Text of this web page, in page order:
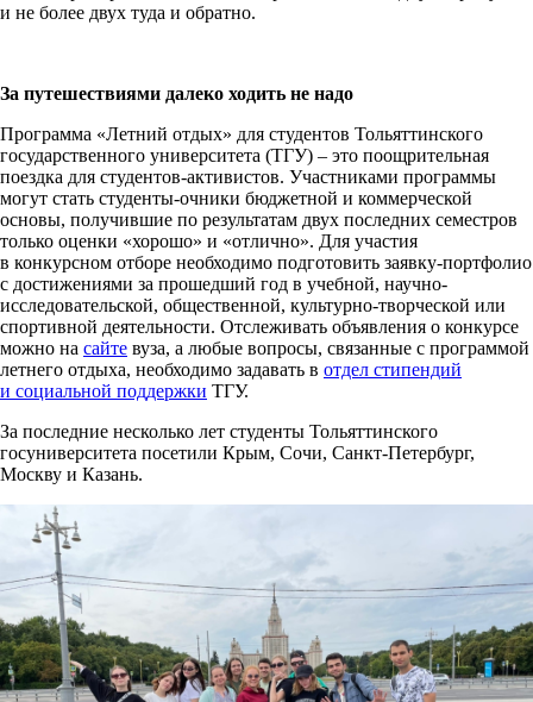
и не более двух туда и обратно.
За путешествиями далеко ходить не надо
Программа «Летний отдых» для студентов Тольяттинского
государственного университета (ТГУ) – это поощрительная
поездка для студентов-активистов. Участниками программы
могут стать студенты-очники бюджетной и коммерческой
основы, получившие по результатам двух последних семестров
только оценки «хорошо» и «отлично». Для участия
в конкурсном отборе необходимо подготовить заявку-портфолио
с достижениями за прошедший год в учебной, научно-
исследовательской, общественной, культурно-творческой или
спортивной деятельности. Отслеживать объявления о конкурсе
можно на сайте вуза, а любые вопросы, связанные с программой
летнего отдыха, необходимо задавать в отдел стипендий
и социальной поддержки ТГУ.
За последние несколько лет студенты Тольяттинского
госуниверситета посетили Крым, Сочи, Санкт-Петербург,
Москву и Казань.